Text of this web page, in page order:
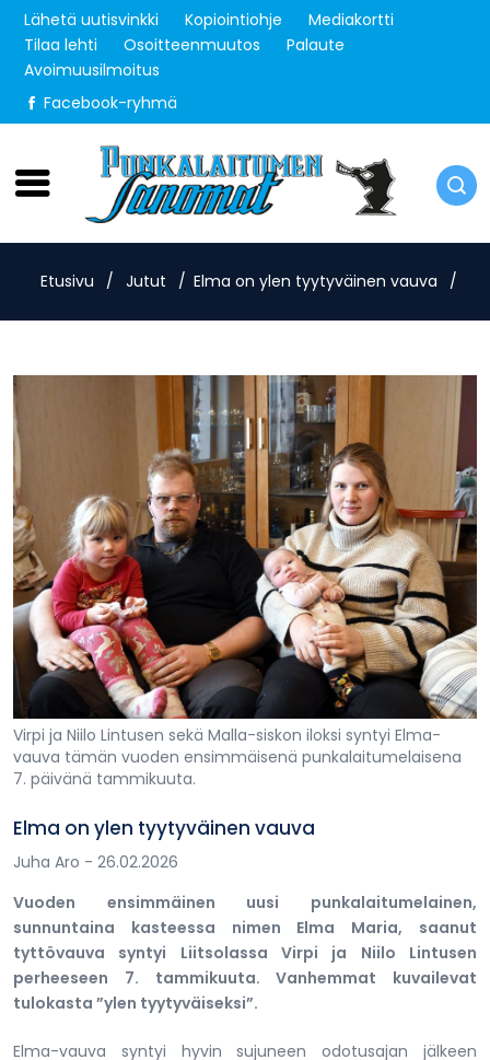
Lähetä uutisvinkki Kopiointiohje
Mediakortti
Tilaa lehti
Osoitteenmuutos
Palaute
Avoimuusilmoitus
Facebook-ryhmä
Torstai 6.8.2026
Etusivu / Jutut / Elma on ylen tyytyväinen vauva /
Virpi ja Niilo Lintusen sekä Malla-siskon iloksi syntyi Elma-
vauva tämän vuoden ensimmäisenä punkalaitumelaisena
7. päivänä tammikuuta.
Elma on ylen tyytyväinen vauva
Juha Aro - 26.02.2026
Vuoden ensimmäinen uusi punkalaitumelainen,
sunnuntaina kasteessa nimen Elma Maria, saanut
tyttövauva syntyi Liitsolassa Virpi ja Niilo Lintusen
perheeseen 7. tammikuuta. Vanhemmat kuvailevat
tulokasta ”ylen tyytyväiseksi”.
Elma-vauva syntyi hyvin sujuneen odotusajan jälkeen